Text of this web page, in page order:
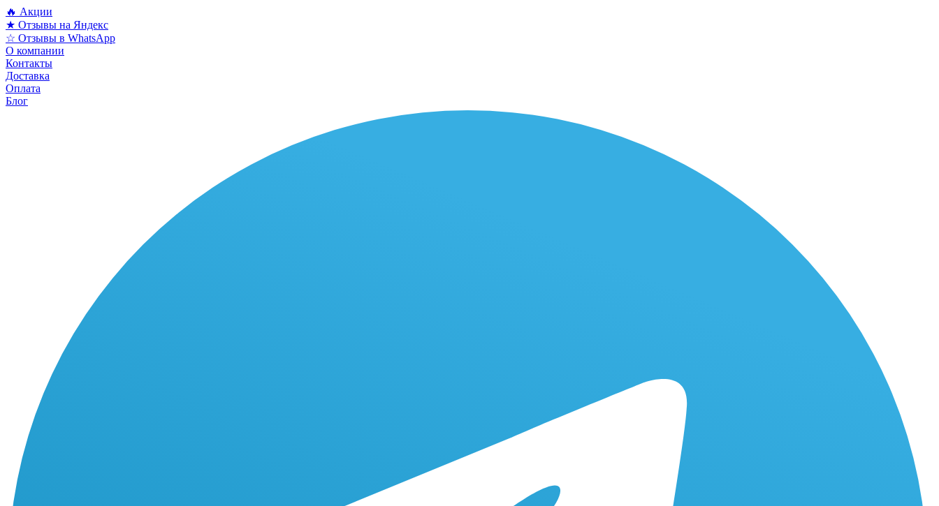
🔥 Акции
★ Отзывы на Яндекс
☆ Отзывы в WhatsApp
О компании
Контакты
Доставка
Оплата
Блог